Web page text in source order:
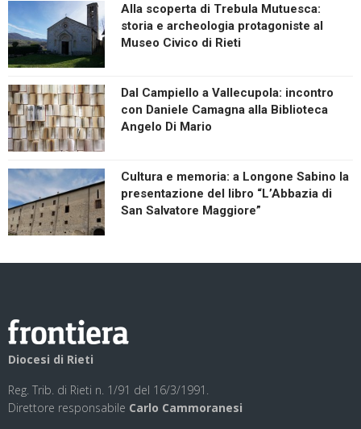
Alla scoperta di Trebula Mutuesca:
storia e archeologia protagoniste al
Museo Civico di Rieti
Dal Campiello a Vallecupola: incontro
con Daniele Camagna alla Biblioteca
Angelo Di Mario
Cultura e memoria: a Longone Sabino la
presentazione del libro “L’Abbazia di
San Salvatore Maggiore”
Diocesi di Rieti
Reg. Trib. di Rieti n. 1/91 del 16/3/1991.
Direttore responsabile Carlo Cammoranesi